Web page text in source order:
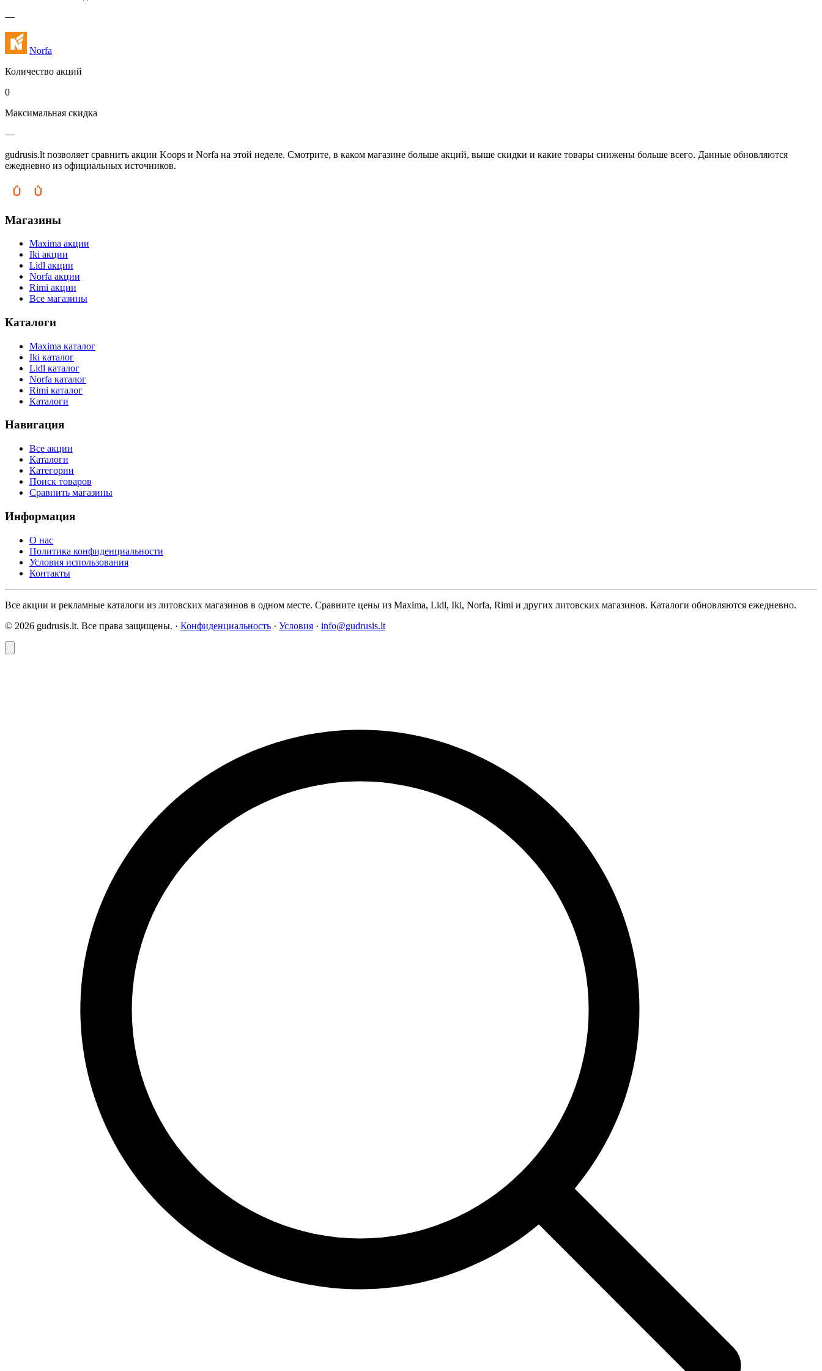
—
Norfa
Количество акций
0
Максимальная скидка
—
gudrusis.lt позволяет сравнить акции Koops и Norfa на этой неделе. Смотрите, в каком магазине больше акций, выше скидки и какие товары снижены больше всего. Данные обновляются
ежедневно из официальных источников.
Магазины
Maxima акции
Iki акции
Lidl акции
Norfa акции
Rimi акции
Все магазины
Каталоги
Maxima каталог
Iki каталог
Lidl каталог
Norfa каталог
Rimi каталог
Каталоги
Навигация
Все акции
Каталоги
Категории
Поиск товаров
Сравнить магазины
Информация
О нас
Политика конфиденциальности
Условия использования
Контакты
Все акции и рекламные каталоги из литовских магазинов в одном месте. Сравните цены из Maxima, Lidl, Iki, Norfa, Rimi и других литовских магазинов. Каталоги обновляются ежедневно.
© 2026 gudrusis.lt. Все права защищены. · Конфиденциальность · Условия · info@gudrusis.lt